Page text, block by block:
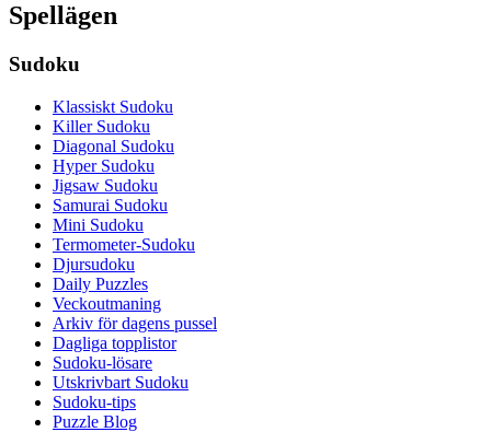
Spellägen
Sudoku
Klassiskt Sudoku
Killer Sudoku
Diagonal Sudoku
Hyper Sudoku
Jigsaw Sudoku
Samurai Sudoku
Mini Sudoku
Termometer-Sudoku
Djursudoku
Daily Puzzles
Veckoutmaning
Arkiv för dagens pussel
Dagliga topplistor
Sudoku-lösare
Utskrivbart Sudoku
Sudoku-tips
Puzzle Blog